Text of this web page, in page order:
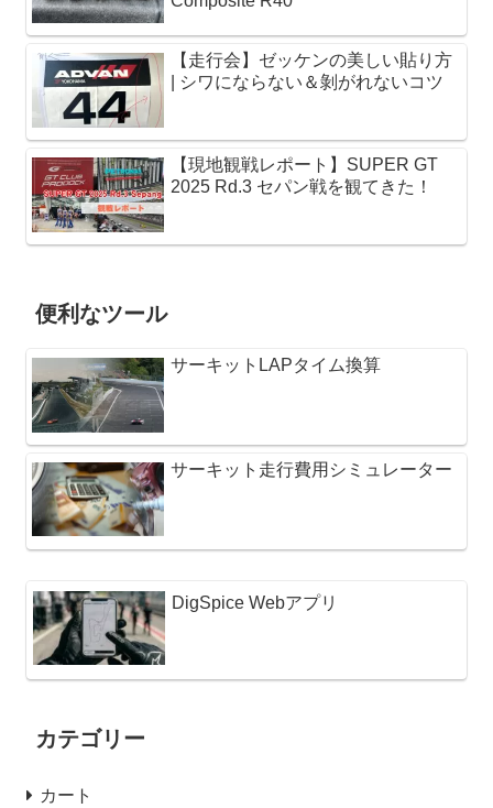
【走行会】ゼッケンの美しい貼り方
| シワにならない＆剝がれないコツ
【現地観戦レポート】SUPER GT
2025 Rd.3 セパン戦を観てきた！
便利なツール
サーキットLAPタイム換算
サーキット走行費用シミュレーター
DigSpice Webアプリ
カテゴリー
カート